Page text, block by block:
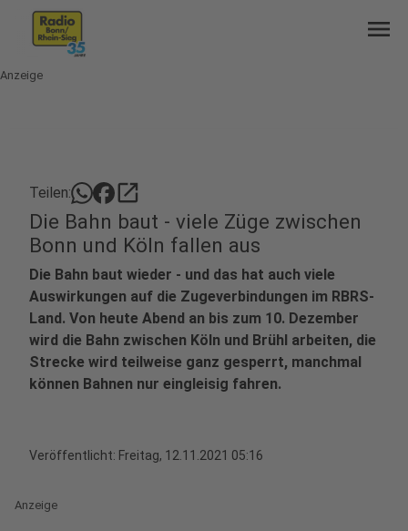
menu
Anzeige
Teilen: open_in_new
Die Bahn baut - viele Züge zwischen
Bonn und Köln fallen aus
Die Bahn baut wieder - und das hat auch viele
Auswirkungen auf die Zugeverbindungen im RBRS-
Land. Von heute Abend an bis zum 10. Dezember
wird die Bahn zwischen Köln und Brühl arbeiten, die
Strecke wird teilweise ganz gesperrt, manchmal
können Bahnen nur eingleisig fahren.
Veröffentlicht: Freitag, 12.11.2021 05:16
Anzeige